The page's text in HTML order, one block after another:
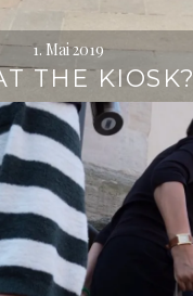
1. Mai 2019
THE KIOSK?